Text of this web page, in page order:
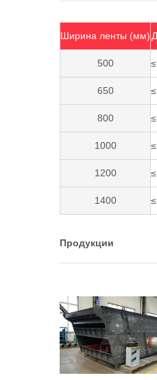
Ширина ленты (мм)
500
650
800
1000
1200
1400
Продукции